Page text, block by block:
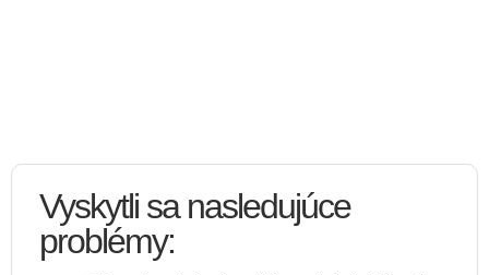
Vyskytli sa nasledujúce
problémy: